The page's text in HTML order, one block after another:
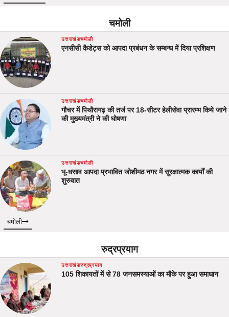
चमोली
उत्तराखंडचमोली
एनसीसी कैडेट्स को आपदा प्रबंधन के सम्बन्ध में दिया प्रशिक्षण
उत्तराखंडचमोली
गौचर में पिथौरागढ़ की तर्ज पर 18-सीटर हेलीसेवा प्रारम्भ किये जाने
की मुख्यमंत्री ने की घोषणा
उत्तराखंडचमोली
भू-धसाव आपदा प्रभावित जोशीमठ नगर में सुरक्षात्मक कार्यों की
शुरुवात
चमोली
रुद्रप्रयाग
उत्तराखंडरुद्रप्रयाग
105 शिकायतों में से 78 जनसमस्याओं का मौके पर हुआ समाधान